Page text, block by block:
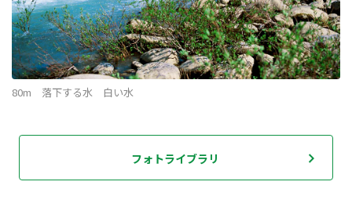
80m 落下する水 白い水
フォトライブラリ